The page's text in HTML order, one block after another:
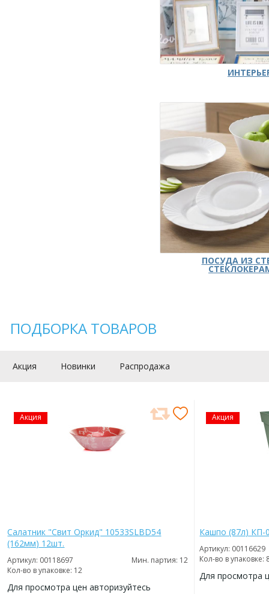
ПОСУДА ИЗ
ПОДБОРКА ТОВАРОВ
Акция Новинки Распродажа
Акция
Салатник "Свит Оркид" 10533SLBD54
(162мм) 12шт.
Артикул: 00118697
Мин. партия: 12
Кол-во в упаковке: 12
Для просмотра цен авторизуйтесь
Акция
Кашпо (87л) КП-
Артикул: 00116629
Кол-во в упаковке:
Для просмотра